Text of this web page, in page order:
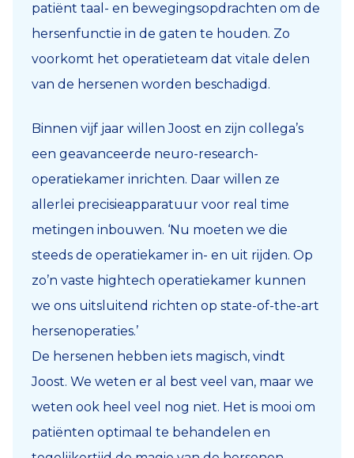
patiënt taal- en bewegingsopdrachten om de
hersenfunctie in de gaten te houden. Zo
voorkomt het operatieteam dat vitale delen
van de hersenen worden beschadigd.
Binnen vijf jaar willen Joost en zijn collega’s
een geavanceerde neuro-research-
operatiekamer inrichten. Daar willen ze
allerlei precisieapparatuur voor real time
metingen inbouwen. ‘Nu moeten we die
steeds de operatiekamer in- en uit rijden. Op
zo’n vaste hightech operatiekamer kunnen
we ons uitsluitend richten op state-of-the-art
hersenoperaties.’
De hersenen hebben iets magisch, vindt
Joost. We weten er al best veel van, maar we
weten ook heel veel nog niet. Het is mooi om
patiënten optimaal te behandelen en